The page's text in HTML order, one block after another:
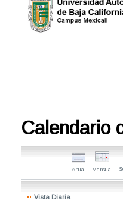
Calendario
Anual Mensual
Vista Diaria